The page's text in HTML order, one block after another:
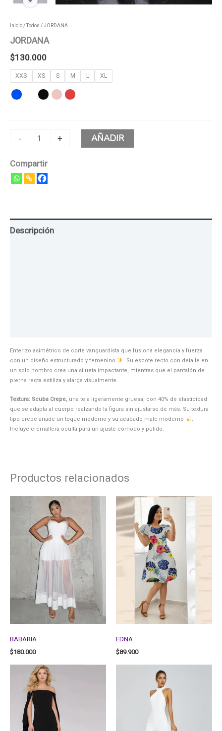
Inicio/Todos / JORDANA
JORDANA
$130.000
XXS XS S M L XL
- + AÑADIR
Compartir
Descripción
Enterizo asimétrico de corte vanguardista que fusiona elegancia y fuerza
con un diseño estructurado y femenino
. Su escote recto con detalle en
un solo hombro crea una silueta impactante, mientras que el pantalón de
pierna recta estiliza y alarga visualmente.
Textura: Scuba Crepe, una tela ligeramente gruesa, con 40% de elasticidad
que se adapta al cuerpo realzando la figura sin ajustarse de más. Su textura
tipo crepé añade un toque moderno y su acabado mate moderno
.
Incluye cremallera oculta para un ajuste cómodo y pulido.
Productos relacionados
BABARIA
$180.000
EDNA
$89.900